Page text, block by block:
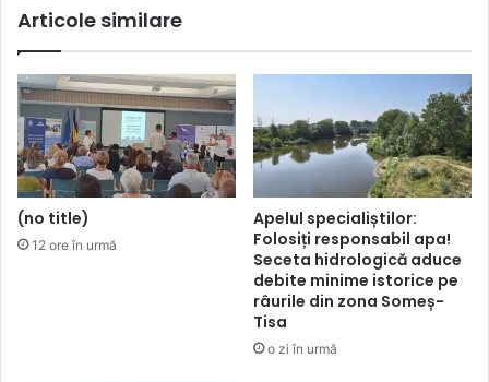
Articole similare
(no title)
12 ore în urmă
Apelul specialiștilor:
Folosiți responsabil apa!
Seceta hidrologică aduce
debite minime istorice pe
râurile din zona Someș-
Tisa
o zi în urmă